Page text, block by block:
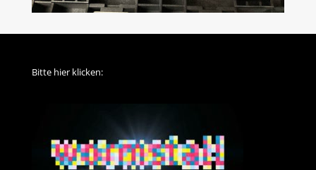
Bitte hier klicken: